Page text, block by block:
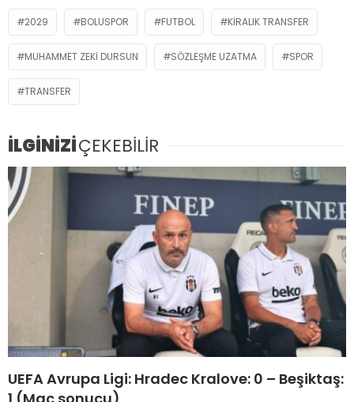
2029 BOLUSPOR FUTBOL KIRALIK TRANSFER
MUHAMMET ZEKI DURSUN SÖZLEŞME UZATMA SPOR
TRANSFER
İLGİNİZİÇEKEBİLİR
UEFA Avrupa Ligi: Hradec Kralove: 0 – Beşiktaş: